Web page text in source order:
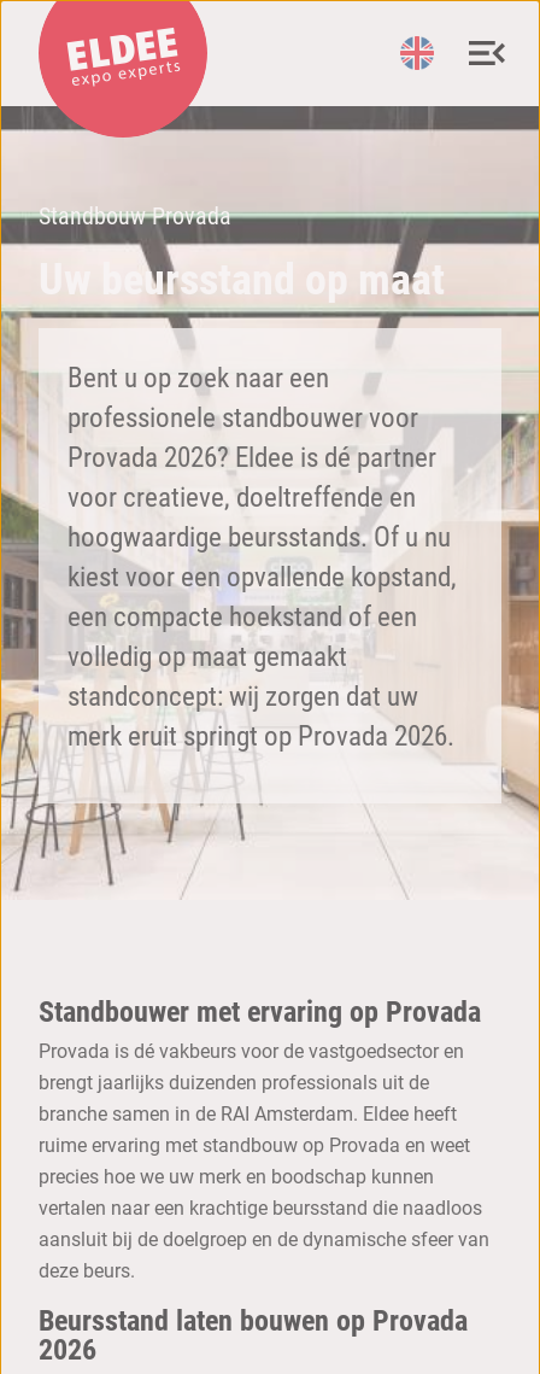
Standbouw Provada
Uw beursstand op maat
Bent u op zoek naar een
professionele standbouwer voor
Provada 2026? Eldee is dé partner
voor creatieve, doeltreffende en
hoogwaardige beursstands. Of u nu
kiest voor een opvallende kopstand,
een compacte hoekstand of een
volledig op maat gemaakt
standconcept: wij zorgen dat uw
merk eruit springt op Provada 2026.
Standbouwer met ervaring op Provada
Provada is dé vakbeurs voor de vastgoedsector en
brengt jaarlijks duizenden professionals uit de
branche samen in de RAI Amsterdam. Eldee heeft
ruime ervaring met standbouw op Provada en weet
precies hoe we uw merk en boodschap kunnen
vertalen naar een krachtige beursstand die naadloos
aansluit bij de doelgroep en de dynamische sfeer van
deze beurs.
Beursstand laten bouwen op Provada
2026